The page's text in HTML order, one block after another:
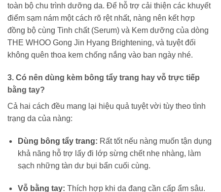
toàn bộ chu trình dưỡng da. Để hỗ trợ cải thiện các khuyết
điểm sạm nám một cách rõ rệt nhất, nàng nên kết hợp
đồng bộ cùng Tinh chất (Serum) và Kem dưỡng của dòng
THE WHOO Gong Jin Hyang Brightening, và tuyệt đối
không quên thoa kem chống nắng vào ban ngày nhé.
3. Có nên dùng kèm bông tẩy trang hay vỗ trực tiếp
bằng tay?
Cả hai cách đều mang lại hiệu quả tuyệt vời tùy theo tình
trạng da của nàng:
Dùng bông tẩy trang: Rất tốt nếu nàng muốn tận dụng
khả năng hỗ trợ lấy đi lớp sừng chết nhẹ nhàng, làm
sạch những tàn dư bụi bẩn cuối cùng.
Vỗ bằng tay: Thích hợp khi da đang cần cấp ẩm sâu.